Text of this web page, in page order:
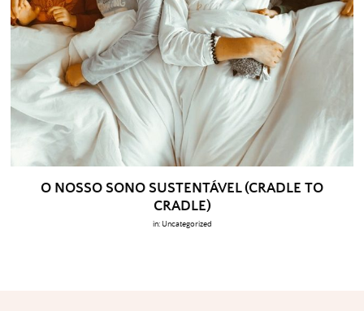
O NOSSO SONO SUSTENTÁVEL (CRADLE TO
CRADLE)
in: Uncategorized